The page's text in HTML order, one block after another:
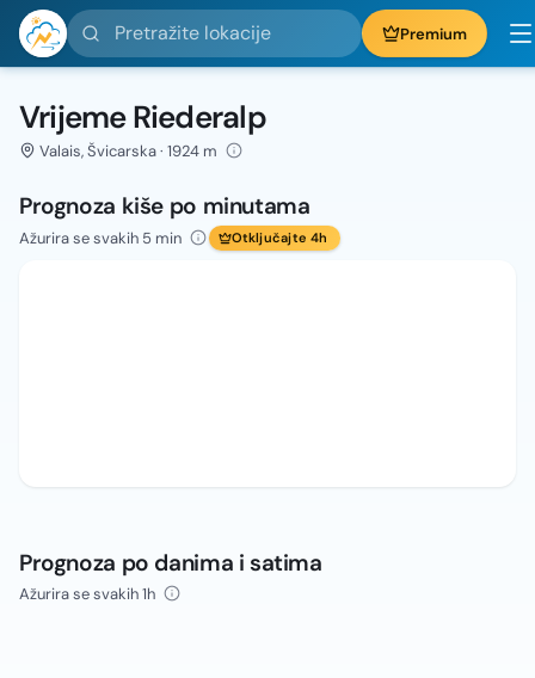
Pretražite lokacije Premium
Vrijeme Riederalp
Valais, Švicarska · 1924 m
Prognoza kiše po minutama
Ažurira se svakih 5 min Otključajte 4h
Prognoza po danima i satima
Ažurira se svakih 1h